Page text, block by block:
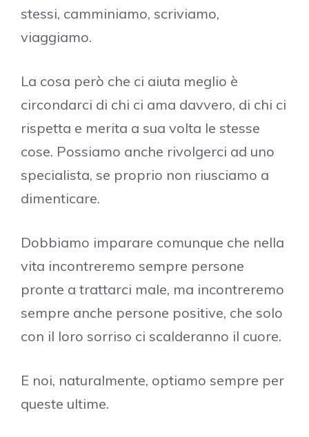
stessi, camminiamo, scriviamo,
viaggiamo.
La cosa però che ci aiuta meglio è
circondarci di chi ci ama davvero, di chi ci
rispetta e merita a sua volta le stesse
cose. Possiamo anche rivolgerci ad uno
specialista, se proprio non riusciamo a
dimenticare.
Dobbiamo imparare comunque che nella
vita incontreremo sempre persone
pronte a trattarci male, ma incontreremo
sempre anche persone positive, che solo
con il loro sorriso ci scalderanno il cuore.
E noi, naturalmente, optiamo sempre per
queste ultime.